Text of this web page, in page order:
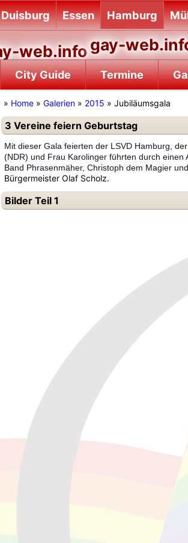
Duisburg Essen Hamburg
gay-
City Guide Termine
» Home » Galerien » 2015 » Jubiläumsgala
3 Vereine feiern Geburtstag
Mit dieser Gala feierten der LSVD Hamburg,
(NDR) und Frau Karolinger führten durch
Band Phrasenmäher, Christoph dem Magier
Bürgermeister Olaf Scholz.
Bilder Teil 1